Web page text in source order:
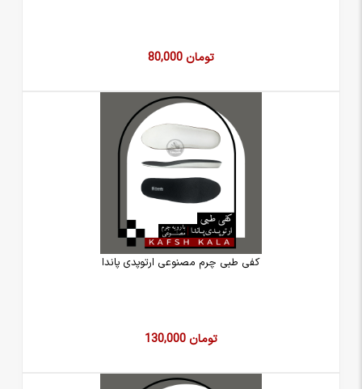
80,000 تومان
کفی طبی چرم مصنوعی ارتوپدی پاندا
130,000 تومان